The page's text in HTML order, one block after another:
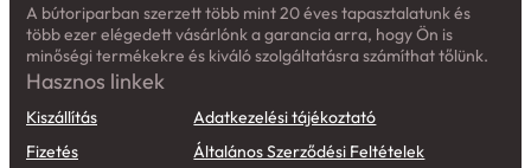
A bútoriparban szerzett több mint 20 éves tapasztalatunk és
több ezer elégedett vásárlónk a garancia arra, hogy Ön is
minőségi termékekre és kiváló szolgáltatásra számíthat tőlünk.
Hasznos linkek
Kiszállítás
Fizetés
Adatkezelési tájékoztató
Általános Szerződési Feltételek